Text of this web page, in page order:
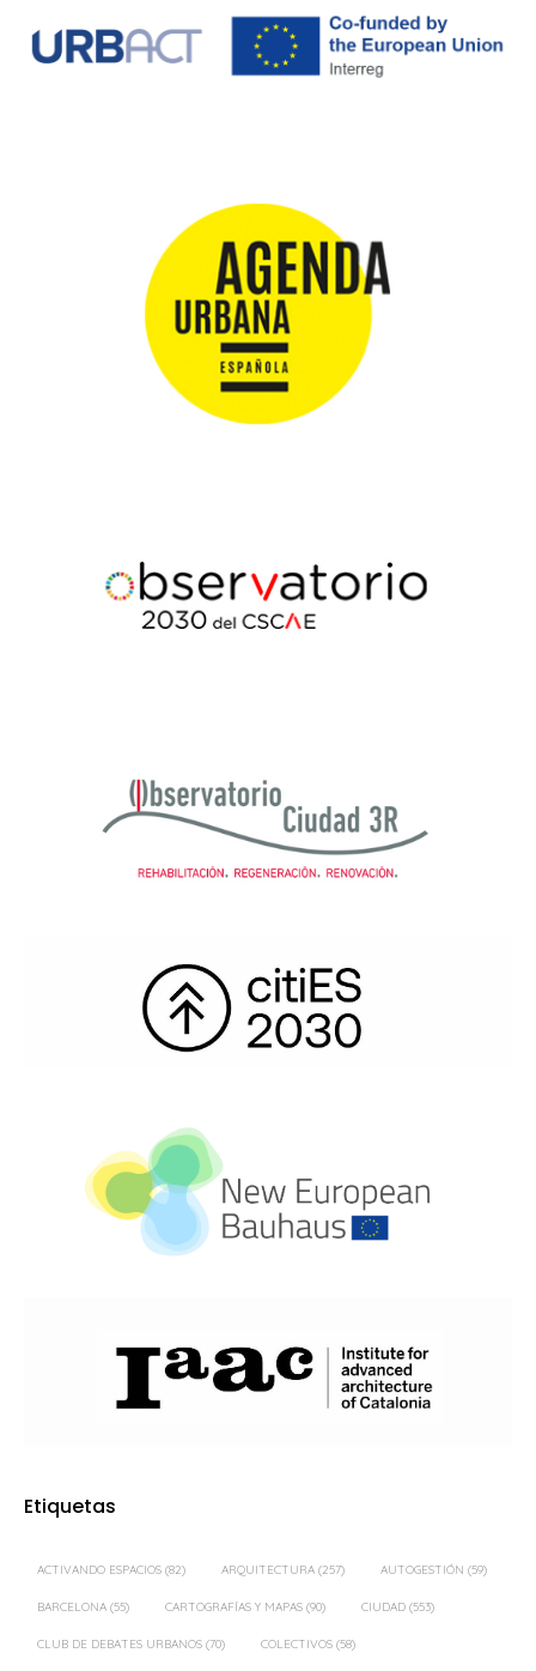
Etiquetas
ACTIVANDO ESPACIOS (82) ARQUITECTURA (257) AUTOGESTIÓN (59)
BARCELONA (55) CARTOGRAFÍAS Y MAPAS (90) CIUDAD (553)
CLUB DE DEBATES URBANOS (70) COLECTIVOS (58)